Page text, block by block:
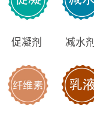
促凝剂 减水剂